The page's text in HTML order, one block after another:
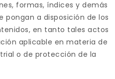
formas, índices y demás
pongan a disposición de los
en tanto tales actos
aplicable en materia de
o de protección de la